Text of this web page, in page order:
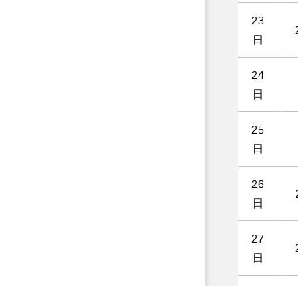
23
日
24
日
25
日
26
日
27
日